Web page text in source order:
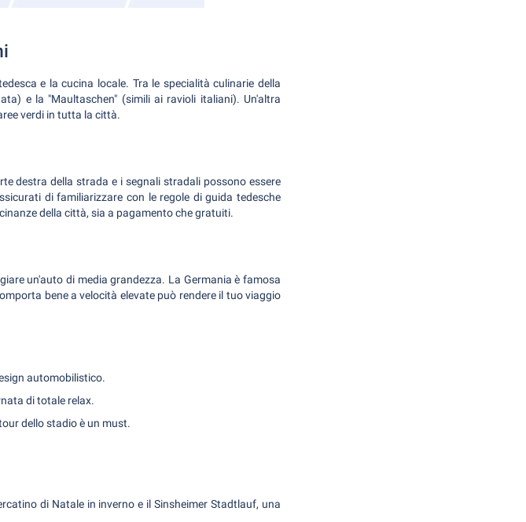
e la cucina locale. Tra le specialità culinarie della
e la "Maultaschen" (simili ai ravioli italiani). Un'altra
verdi in tutta la città.
destra della strada e i segnali stradali possono essere
di familiarizzare con le regole di guida tedesche
della città, sia a pagamento che gratuiti.
un'auto di media grandezza. La Germania è famosa
bene a velocità elevate può rendere il tuo viaggio
automobilistico.
di totale relax.
dello stadio è un must.
di Natale in inverno e il Sinsheimer Stadtlauf, una